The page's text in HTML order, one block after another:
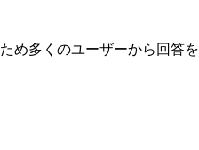
め多くのユーザーから回答を